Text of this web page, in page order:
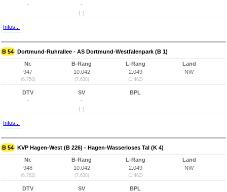
-
-
(-)
Infos...
B 54 Dortmund-Ruhrallee - AS Dortmund-Westfalenpark (B 1)
Nr.
947
(6.750)
B-Rang
10.042
(7.638)
L-Rang
2.049
(1.462)
Land
NW
DTV
-
SV
-
(-)
BPL
Infos...
B 54 KVP Hagen-West (B 226) - Hagen-Wasserloses Tal (K 4)
Nr.
948
(6.762)
B-Rang
10.042
(7.638)
L-Rang
2.049
(1.462)
Land
NW
DTV
SV
BPL